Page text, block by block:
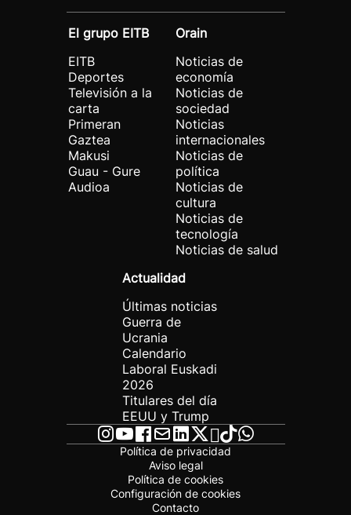
El grupo EITB
EITB
Deportes
Televisión a la
carta
Primeran
Gaztea
Makusi
Guau - Gure
Audioa
Orain
Noticias de
economía
Noticias de
sociedad
Noticias
internacionales
Noticias de
política
Noticias de
cultura
Noticias de
tecnología
Noticias de salud
Actualidad
Últimas noticias
Guerra de
Ucrania
Calendario
Laboral Euskadi
2026
Titulares del día
EEUU y Trump
Política de privacidad
Aviso legal
Política de cookies
Configuración de cookies
Contacto